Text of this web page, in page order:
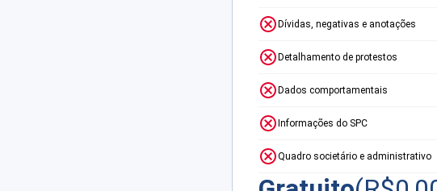
Dívidas, negativas e anotações
Detalhamento de protestos
Dados comportamentais
Informações do SPC
Quadro societário e administrativo